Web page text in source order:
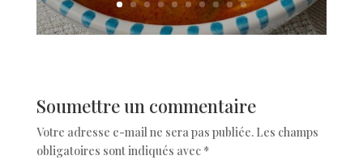
Soumettre un commentaire
Votre adresse e-mail ne sera pas publiée. Les champs
obligatoires sont indiqués avec *